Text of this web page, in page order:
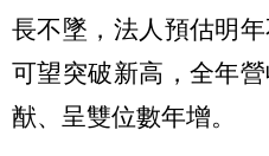
長不墜，法人預估明
可望突破新高，全年
猷、呈雙位數年增。